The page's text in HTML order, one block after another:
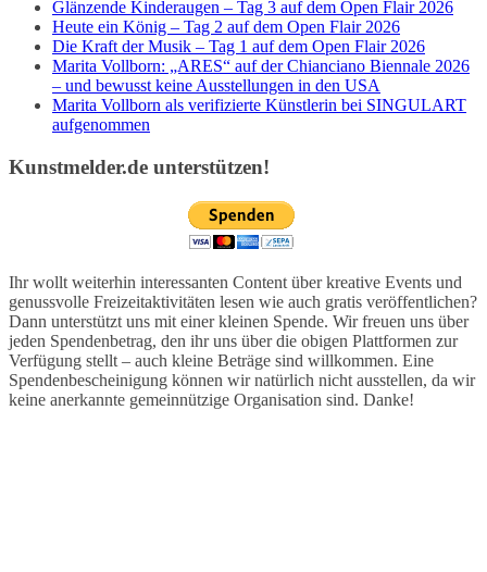
Glänzende Kinderaugen – Tag 3 auf dem Open Flair 2026
Heute ein König – Tag 2 auf dem Open Flair 2026
Die Kraft der Musik – Tag 1 auf dem Open Flair 2026
Marita Vollborn: „ARES“ auf der Chianciano Biennale 2026
– und bewusst keine Ausstellungen in den USA
Marita Vollborn als verifizierte Künstlerin bei SINGULART
aufgenommen
Kunstmelder.de unterstützen!
Ihr wollt weiterhin interessanten Content über kreative Events und
genussvolle Freizeitaktivitäten lesen wie auch gratis veröffentlichen?
Dann unterstützt uns mit einer kleinen Spende. Wir freuen uns über
jeden Spendenbetrag, den ihr uns über die obigen Plattformen zur
Verfügung stellt – auch kleine Beträge sind willkommen. Eine
Spendenbescheinigung können wir natürlich nicht ausstellen, da wir
keine anerkannte gemeinnützige Organisation sind. Danke!